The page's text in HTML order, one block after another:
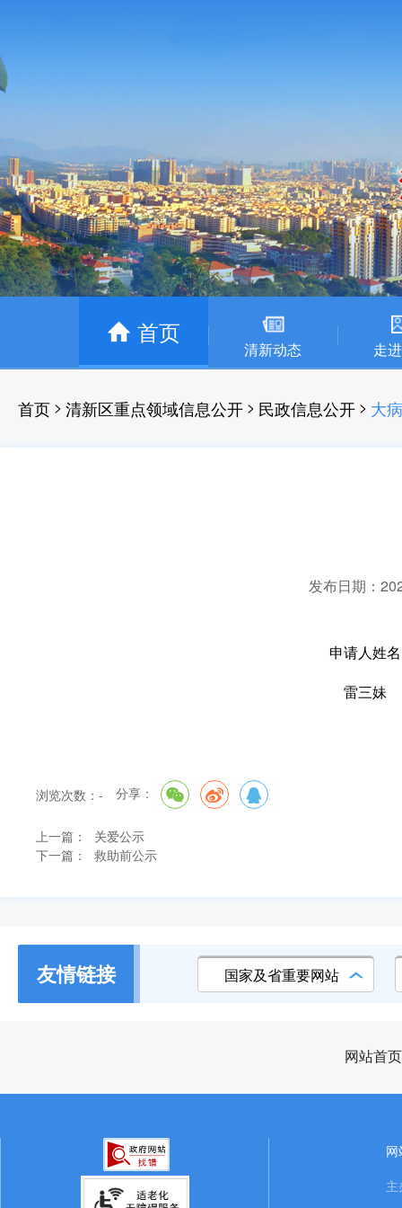
首页
清新动态 走
首页 > 清新区重点领域信息公开 > 民政信息公开 > 大
发布日期：
申请人姓名
雷三妹
浏览次数： - 分享：
上一篇：
关爱公示
下一篇：
救助前公示
友情链接 国家及省重要网站
网站首页